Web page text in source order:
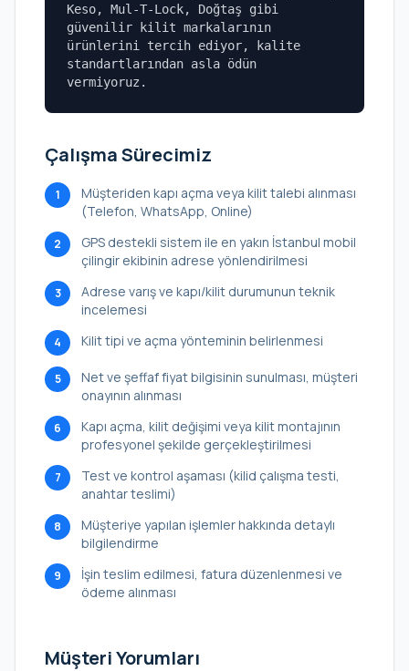
Keso, Mul-T-Lock, Doğtaş gibi
güvenilir kilit markalarının
ürünlerini tercih ediyor, kalite
standartlarından asla ödün
vermiyoruz.
Çalışma Sürecimiz
1
Müşteriden kapı açma veya kilit talebi alınması
(Telefon, WhatsApp, Online)
2
GPS destekli sistem ile en yakın İstanbul mobil
çilingir ekibinin adrese yönlendirilmesi
3
Adrese varış ve kapı/kilit durumunun teknik
incelemesi
4 Kilit tipi ve açma yönteminin belirlenmesi
5
Net ve şeffaf fiyat bilgisinin sunulması, müşteri
onayının alınması
6
Kapı açma, kilit değişimi veya kilit montajının
profesyonel şekilde gerçekleştirilmesi
7
Test ve kontrol aşaması (kilid çalışma testi,
anahtar teslimi)
8
Müşteriye yapılan işlemler hakkında detaylı
bilgilendirme
9
İşin teslim edilmesi, fatura düzenlenmesi ve
ödeme alınması
Müşteri Yorumları